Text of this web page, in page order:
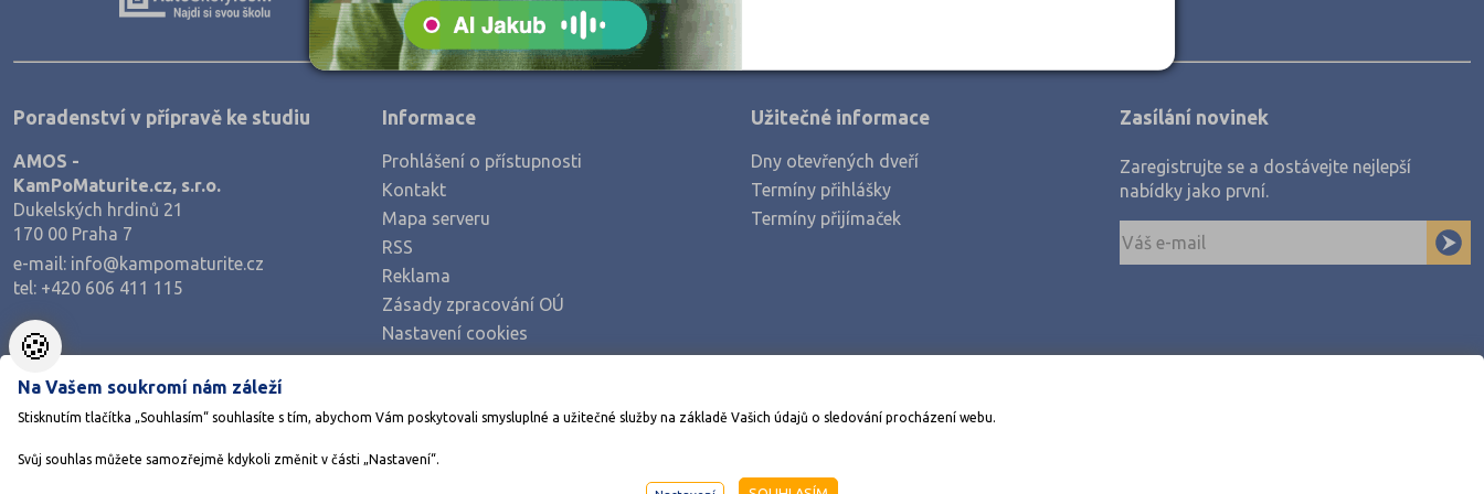
Zemědělské a ekologické
Poradenství v přípravě ke studiu
AMOS -
KamPoMaturite.cz, s.r.o.
Dukelských hrdinů 21
170 00 Praha 7
e-mail: info@kampomaturite.cz
tel: +420 606 411 115
Informace
Prohlášení o přístupnosti
Kontakt
Mapa serveru
RSS
Reklama
Zásady zpracování OÚ
Nastavení cookies
Stáhněte si aplikaci Adresář škol
Užitečné informace
Dny otevřených dveří
Termíny přihlášky
Termíny přijímaček
Zasílání novinek
Zaregistrujte se a dostávejte nejlepší
nabídky jako první.
AMOS KamPoMaturite.cz, s.r.o., stránky vytvořilo
🍪
Na Vašem soukromí nám záleží
Stisknutím tlačítka „Souhlasím“ souhlasíte s tím, abychom Vám poskytovali smysluplné a užitečné služby na základě Vašich údajů o sledování procházení webu.
Svůj souhlas můžete samozřejmě kdykoli změnit v části „Nastavení“.